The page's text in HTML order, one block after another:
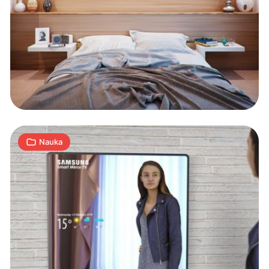
Nauka
Samsung
patentuje
inteligentne
lustro
J 16.02.2019 |
1
min